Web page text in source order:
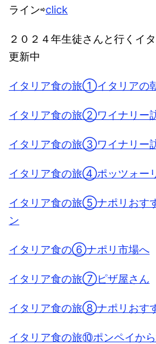
ライン⇨click
２０２４年生徒さんと行くイ
更新中
イタリア食の旅①イタリアの
イタリア食の旅②ワイナリー
イタリア食の旅③ワイナリ
イタリア食の旅④ポッツォー
イタリア食の旅⑤ナポリおす
ン
イタリア食の⑥ナポリ市場へ
イタリア食の旅⑦ピザ屋さん
イタリア食の旅⑧ナポリおす
イタリア食の旅⑩ポンペイか